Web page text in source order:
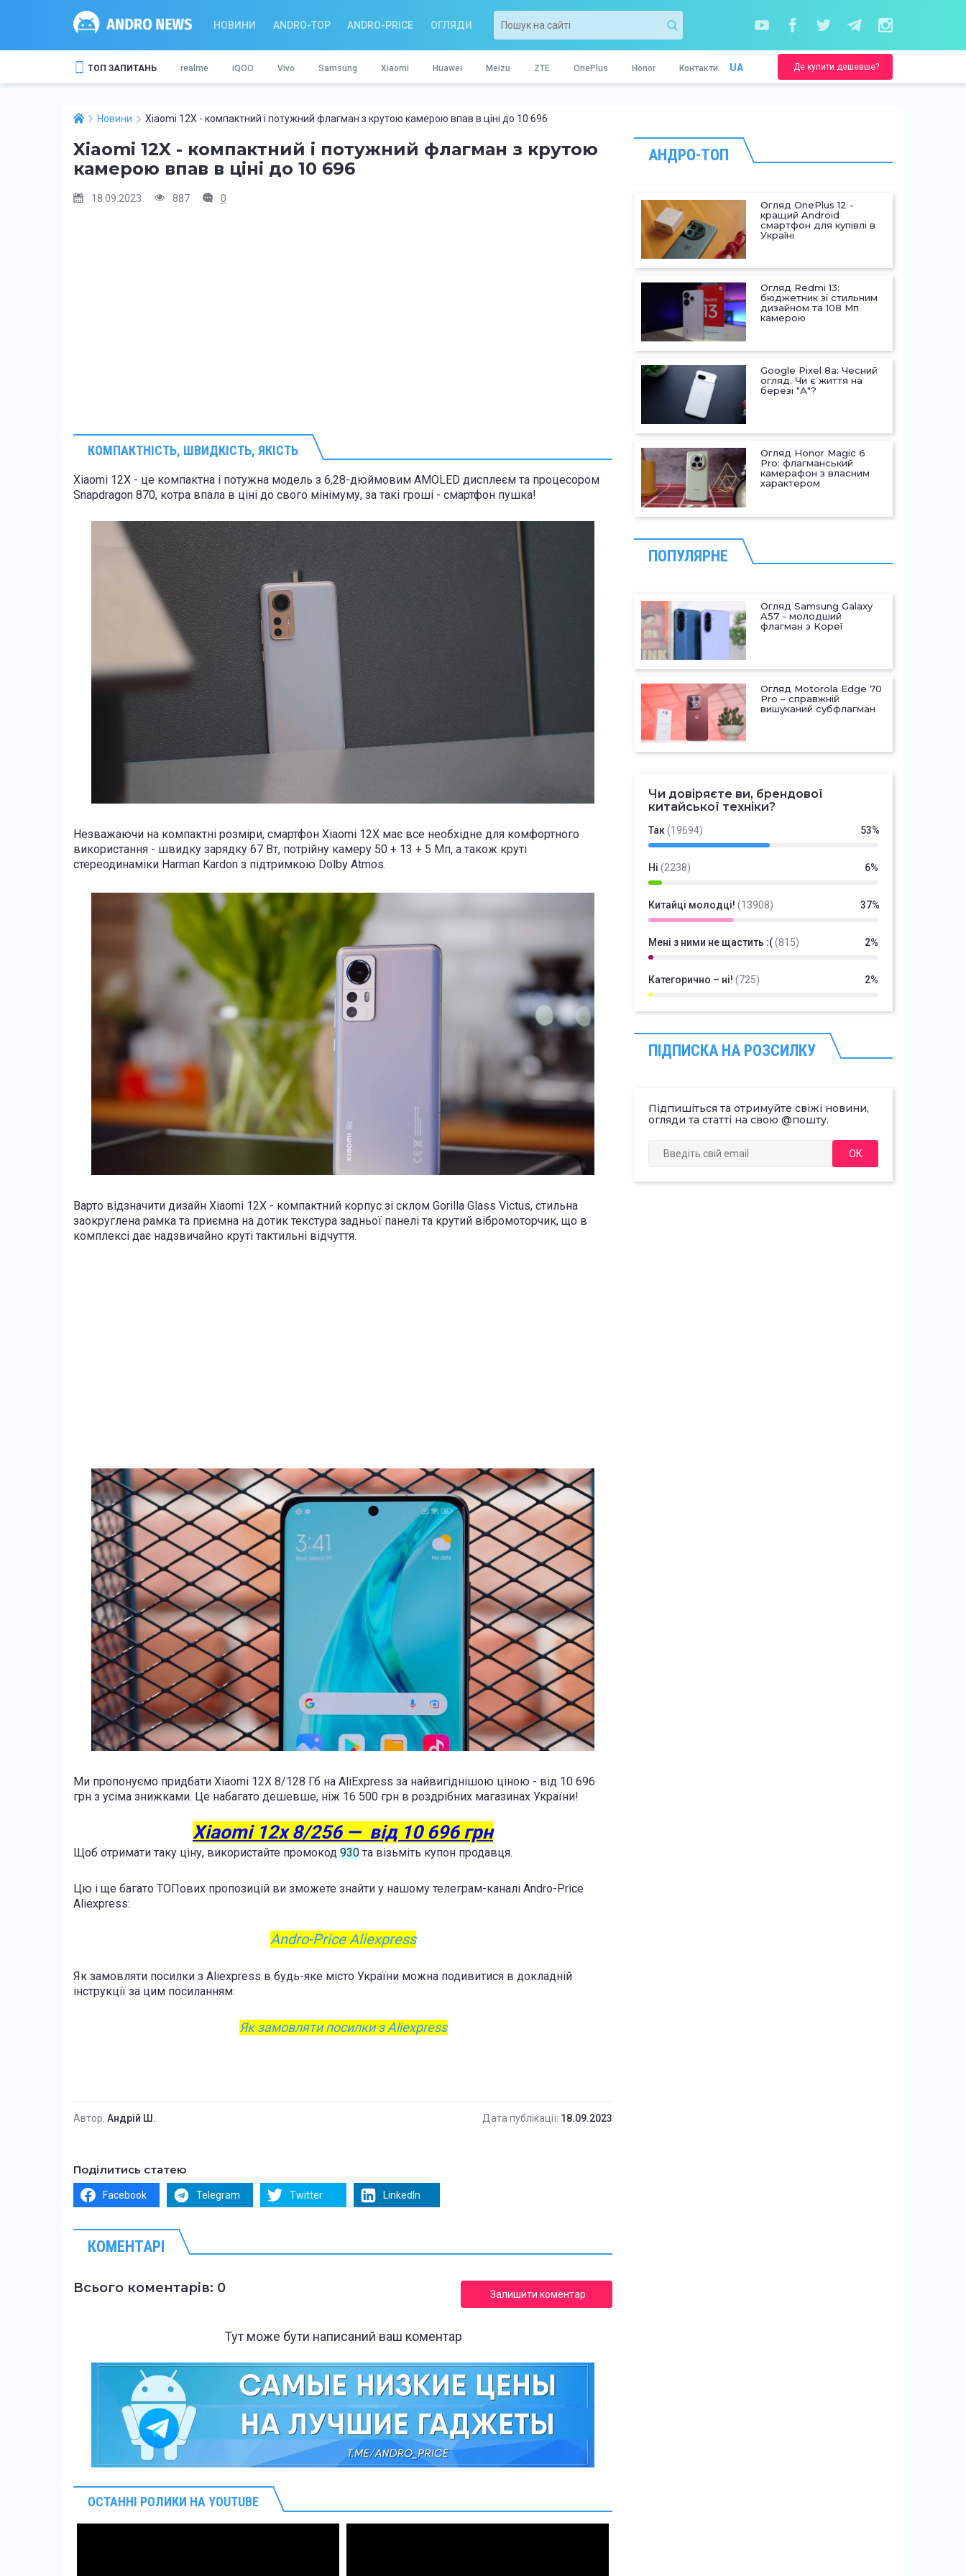
НОВИНИ ANDRO-TOP ANDRO-PRICE ОГЛЯДИ
ТОП ЗАПИТАНЬ realme iQOO Vivo Samsung Xiaomi Huawei Meizu ZTE OnePlus Honor Контакти UA Де купити дешевше?
Новини Xiaomi 12X - компактний і потужний флагман з крутою камерою впав в ціні до 10 696
Xiaomi 12X - компактний і потужний флагман з крутою
камерою впав в ціні до 10 696
18.09.2023 887 0
КОМПАКТНІСТЬ, ШВИДКІСТЬ, ЯКІСТЬ
Xiaomi 12X - це компактна і потужна модель з 6,28-дюймовим AMOLED дисплеєм та процесором
Snapdragon 870, котра впала в ціні до свого мінімуму, за такі гроші - смартфон пушка!
Незважаючи на компактні розміри, смартфон Xiaomi 12X має все необхідне для комфортного
використання - швидку зарядку 67 Вт, потрійну камеру 50 + 13 + 5 Мп, а також круті
стереодинаміки Harman Kardon з підтримкою Dolby Atmos.
Варто відзначити дизайн Xiaomi 12X - компактний корпус зі склом Gorilla Glass Victus, стильна
заокруглена рамка та приємна на дотик текстура задньої панелі та крутий вібромоторчик, що в
комплексі дає надзвичайно круті тактильні відчуття.
Ми пропонуємо придбати Xiaomi 12X 8/128 Гб на AliExpress за найвигіднішою ціною - від 10 696
грн з усіма знижками. Це набагато дешевше, ніж 16 500 грн в роздрібних магазинах України!
Xiaomi 12x 8/256 — від 10 696 грн
Щоб отримати таку ціну, використайте промокод 930 та візьміть купон продавця.
Цю і ще багато ТОПових пропозицій ви зможете знайти у нашому телеграм-каналі Andro-Price
Aliexpress:
Andro-Price Aliexpress
Як замовляти посилки з Aliexpress в будь-яке місто України можна подивитися в докладній
інструкції за цим посиланням:
Як замовляти посилки з Aliexpress
Автор: Андрій Ш. Дата публікації: 18.09.2023
Поділитись статею
Facebook Telegram Twitter LinkedIn
КОМЕНТАРІ
Всього коментарів: 0 Залишити коментар
Тут може бути написаний ваш коментар
ОСТАННІ РОЛИКИ НА YOUTUBE
АНДРО-ТОП
Огляд OnePlus 12 -
кращий Android
смартфон для купівлі в
Україні
Огляд Redmi 13:
бюджетник зі стильним
дизайном та 108 Мп
камерою
Google Pixel 8a: Чесний
огляд. Чи є життя на
березі "А"?
Огляд Honor Magic 6
Pro: флагманський
камерафон з власним
характером
ПОПУЛЯРНЕ
Огляд Samsung Galaxy
A57 - молодший
флагман з Кореї
Огляд Motorola Edge 70
Pro – справжній
вишуканий субфлагман
Чи довіряєте ви, брендової
китайської техніки?
Так(19694) 53%
Ні (2238) 6%
Китайці молодці! (13908) 37%
Мені з ними не щастить :((815) 2%
Категорично – ні! (725) 2%
ПІДПИСКА НА РОЗСИЛКУ
Підпишіться та отримуйте свіжі новини,
огляди та статті на свою @пошту.
ОК